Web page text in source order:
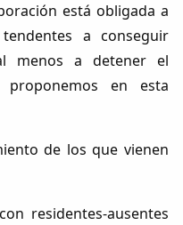
está obligada a
a conseguir
menos a detener el
en esta
de los que vienen
residentes-ausentes